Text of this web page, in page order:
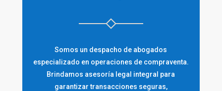
Somos un despacho de abogados
especializado en operaciones de compraventa.
Brindamos asesoría legal integral para
garantizar transacciones seguras,